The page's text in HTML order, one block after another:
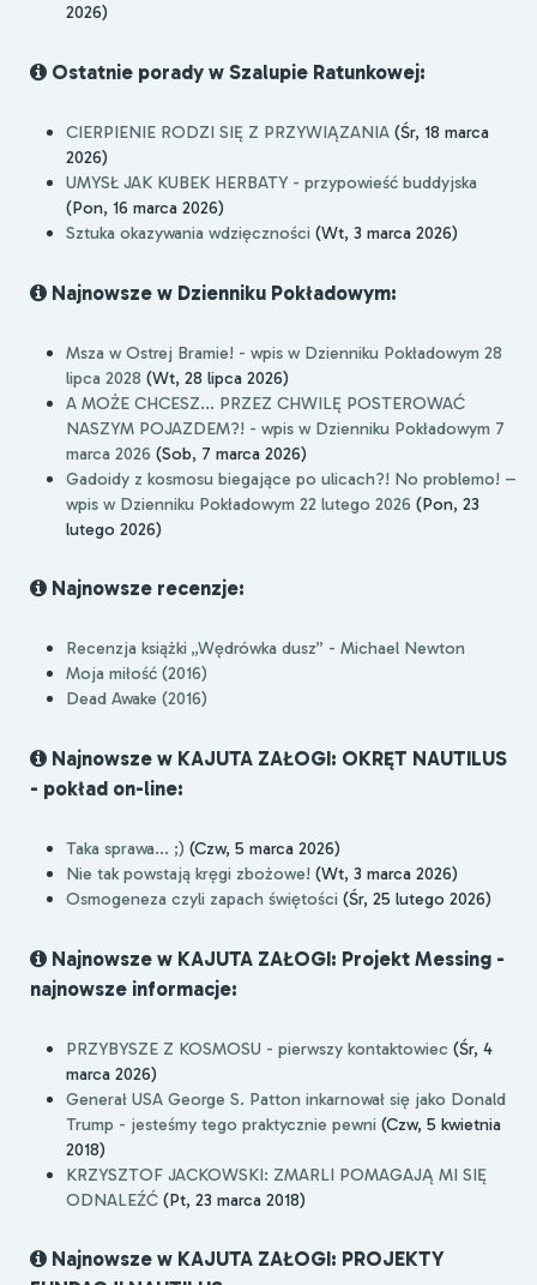
2026)
Ostatnie porady w Szalupie Ratunkowej:
CIERPIENIE RODZI SIĘ Z PRZYWIĄZANIA (Śr, 18 marca
2026)
UMYSŁ JAK KUBEK HERBATY - przypowieść buddyjska
(Pon, 16 marca 2026)
Sztuka okazywania wdzięczności (Wt, 3 marca 2026)
Najnowsze w Dzienniku Pokładowym:
Msza w Ostrej Bramie! - wpis w Dzienniku Pokładowym 28
lipca 2028 (Wt, 28 lipca 2026)
A MOŻE CHCESZ... PRZEZ CHWILĘ POSTEROWAĆ
NASZYM POJAZDEM?! - wpis w Dzienniku Pokładowym 7
marca 2026 (Sob, 7 marca 2026)
Gadoidy z kosmosu biegające po ulicach?! No problemo! –
wpis w Dzienniku Pokładowym 22 lutego 2026 (Pon, 23
lutego 2026)
Najnowsze recenzje:
Recenzja książki „Wędrówka dusz” - Michael Newton
Moja miłość (2016)
Dead Awake (2016)
Najnowsze w KAJUTA ZAŁOGI: OKRĘT NAUTILUS
- pokład on-line:
Taka sprawa... ;) (Czw, 5 marca 2026)
Nie tak powstają kręgi zbożowe! (Wt, 3 marca 2026)
Osmogeneza czyli zapach świętości (Śr, 25 lutego 2026)
Najnowsze w KAJUTA ZAŁOGI: Projekt Messing -
najnowsze informacje:
PRZYBYSZE Z KOSMOSU - pierwszy kontaktowiec (Śr, 4
marca 2026)
Generał USA George S. Patton inkarnował się jako Donald
Trump - jesteśmy tego praktycznie pewni (Czw, 5 kwietnia
2018)
KRZYSZTOF JACKOWSKI: ZMARLI POMAGAJĄ MI SIĘ
ODNALEŹĆ (Pt, 23 marca 2018)
Najnowsze w KAJUTA ZAŁOGI: PROJEKTY